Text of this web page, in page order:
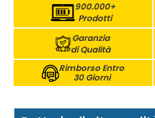
900.000+
Prodotti
Garanzia
di Qualità
Rimborso Entro
30 Giorni